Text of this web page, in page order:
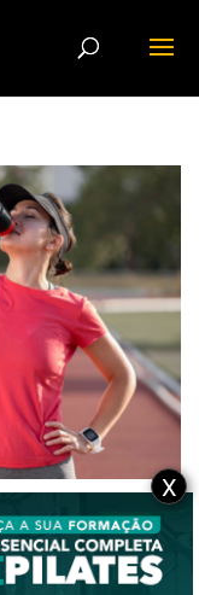
a prática de
e Bem-estar
X